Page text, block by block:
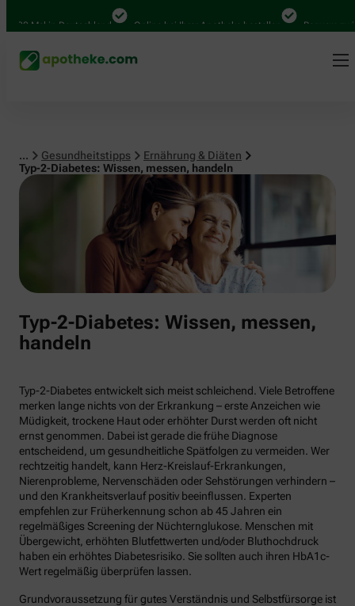
Mal in Deutschland Online bei Ihrer Apotheke bestellen Bequem
... Gesundheitstipps
Ernährung & Diäten
Typ-2-Diabetes: Wissen, messen, handeln
Typ-2-Diabetes: Wissen, messen,
handeln
Typ-2-Diabetes entwickelt sich meist schleichend. Viele Betroffene
merken lange nichts von der Erkrankung – erste Anzeichen wie
Müdigkeit, trockene Haut oder erhöhter Durst werden oft nicht
ernst genommen. Dabei ist gerade die frühe Diagnose
entscheidend, um gesundheitliche Spätfolgen zu vermeiden. Wer
rechtzeitig handelt, kann Herz-Kreislauf-Erkrankungen,
Nierenprobleme, Nervenschäden oder Sehstörungen verhindern –
und den Krankheitsverlauf positiv beeinflussen. Experten
empfehlen zur Früherkennung schon ab 45 Jahren ein
regelmäßiges Screening der Nüchternglukose. Menschen mit
Übergewicht, erhöhten Blutfettwerten und/oder Bluthochdruck
haben ein erhöhtes Diabetesrisiko. Sie sollten auch ihren HbA1c-
Wert regelmäßig überprüfen lassen.
Grundvoraussetzung für gutes Verständnis und Selbstfürsorge ist